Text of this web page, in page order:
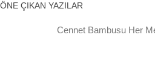
ÖNE ÇIKAN YAZILAR
Cennet Bambusu Her